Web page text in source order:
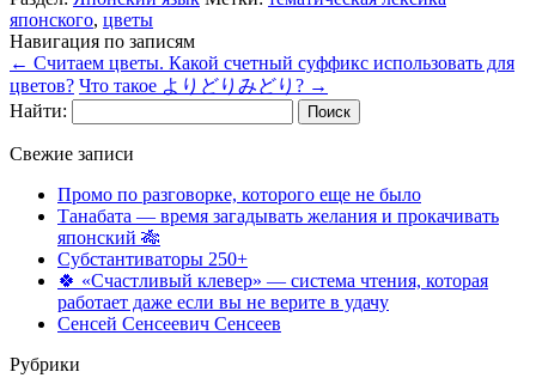
японского, цветы
Навигация по записям
← Считаем цветы. Какой счетный суффикс использовать для
цветов? Что такое よりどりみどり? →
Найти:
Свежие записи
Промо по разговорке, которого еще не было
Танабата — время загадывать желания и прокачивать
японский 🎋
Субстантиваторы 250+
🍀 «Счастливый клевер» — система чтения, которая
работает даже если вы не верите в удачу
Сенсей Сенсеевич Сенсеев
Рубрики